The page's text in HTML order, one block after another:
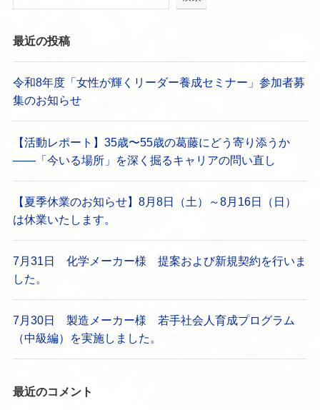
最近の投稿
令和8年度「女性が輝くリーダー養成セミナー」参加者募
集のお知らせ
【活動レポート】35歳〜55歳の葛藤にどう寄り添うか
——「今いる場所」を深く掘るキャリアの問い直し
【夏季休業のお知らせ】8月8日（土）～8月16日（日）
は休業いたします。
7月31日 化学メーカー様 提案および新規契約を行いま
した。
7月30日 製造メーカー様 若手社会人育成プログラム
（中級編）を実施しました。
最近のコメント